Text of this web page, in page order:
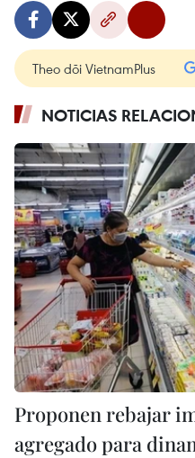
Theo dõi VietnamPlus
NOTICIAS
Proponen rebajar
agregado para